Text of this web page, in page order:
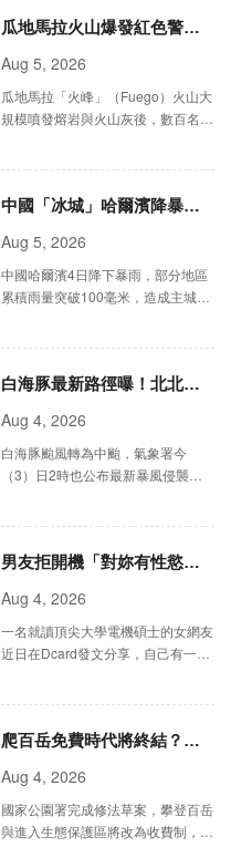
瓜地馬拉火山爆發紅色警戒
數百人撤離家園
Aug 5, 2026
瓜地馬拉「火峰」（Fuego）火山大
規模噴發熔岩與火山灰後，數百名住
中國「冰城」哈爾濱降暴雨
中央大街淹成河
Aug 5, 2026
中國哈爾濱4日降下暴雨，部分地區
累積雨量突破100毫米，造成主城區
白海豚最新路徑曝！北北基
桃宜暴風侵襲率破3成
Aug 4, 2026
白海豚颱風轉為中颱，氣象署今
（3）日2時也公布最新暴風侵襲機
男友拒開機「對妳有性慾是
侵犯」極品女友崩潰了
Aug 4, 2026
一名就讀頂尖大學電機碩士的女網友
近日在Dcard發文分享，自己有一位
爬百岳免費時代將終結？未
來做1行為 最高恐罰200萬
Aug 4, 2026
國家公園署完成修法草案，攀登百岳
與進入生態保護區將改為收費制，最